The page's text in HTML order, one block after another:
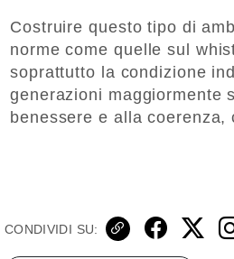
Costruire questo tipo di
norme come quelle sul
soprattutto la condizione
generazioni maggiormente
benessere e alla coerenza,
CONDIVIDI SU: